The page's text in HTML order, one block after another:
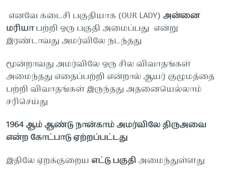
எனவேகடைசி பகுதியாக (OUR LADY) அன்னை
மரியா பற்றி ஒரு பகுதி அமைப்பது என்று
இரண்டாவதுஅமர்விலே நடந்தது
மூன்றாவதுஅமர்விலேஒருசிலவிவாதங்கள்
அமைந்ததுஎதைப்பற்றி என்றால்ஆயர்குழுமத்தை
பற்றி விவாதங்கள்இருந்ததுஅதனையெல்லாம்
சரிசெய்து
1964ஆம்ஆண்டு நான்காம்அமர்விலேதிருஅவை
என்ற கோட்பாடுஏற்றப்பட்டது
இதிலேஏறக்குறைய எட்டு பகுதிஅமைந்துள்ளது